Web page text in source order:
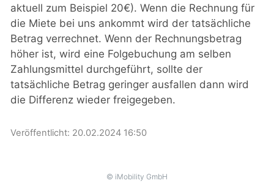
aktuell zum Beispiel 20€). Wenn die Rechnung für
die Miete bei uns ankommt wird der tatsächliche
Betrag verrechnet. Wenn der Rechnungsbetrag
höher ist, wird eine Folgebuchung am selben
Zahlungsmittel durchgeführt, sollte der
tatsächliche Betrag geringer ausfallen dann wird
die Differenz wieder freigegeben.
Veröffentlicht: 20.02.2024 16:50
© iMobility GmbH